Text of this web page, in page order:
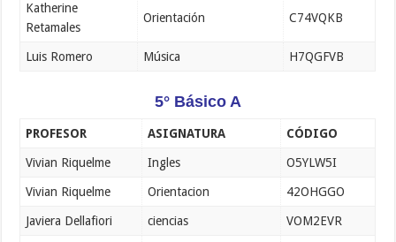
Katherine
Retamales
Orientación C74VQKB
Luis Romero Música H7QGFVB
5° Básico A
PROFESOR ASIGNATURA CÓDIGO
Vivian Riquelme Ingles O5YLW5I
Vivian Riquelme Orientacion 42OHGGO
Javiera Dellafiori ciencias VOM2EVR